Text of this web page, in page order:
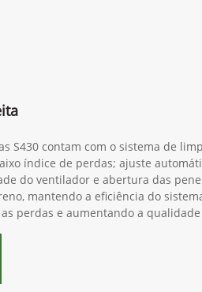
S430 contam com o sistema de
índice de perdas; ajuste
do ventilador e abertura das
mantendo a eficiência do
perdas e aumentando a qualidade